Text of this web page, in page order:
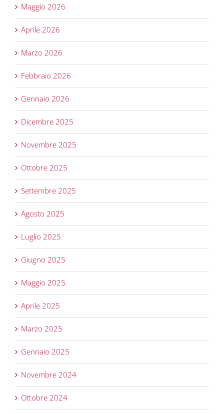
Maggio 2026
Aprile 2026
Marzo 2026
Febbraio 2026
Gennaio 2026
Dicembre 2025
Novembre 2025
Ottobre 2025
Settembre 2025
Agosto 2025
Luglio 2025
Giugno 2025
Maggio 2025
Aprile 2025
Marzo 2025
Gennaio 2025
Novembre 2024
Ottobre 2024